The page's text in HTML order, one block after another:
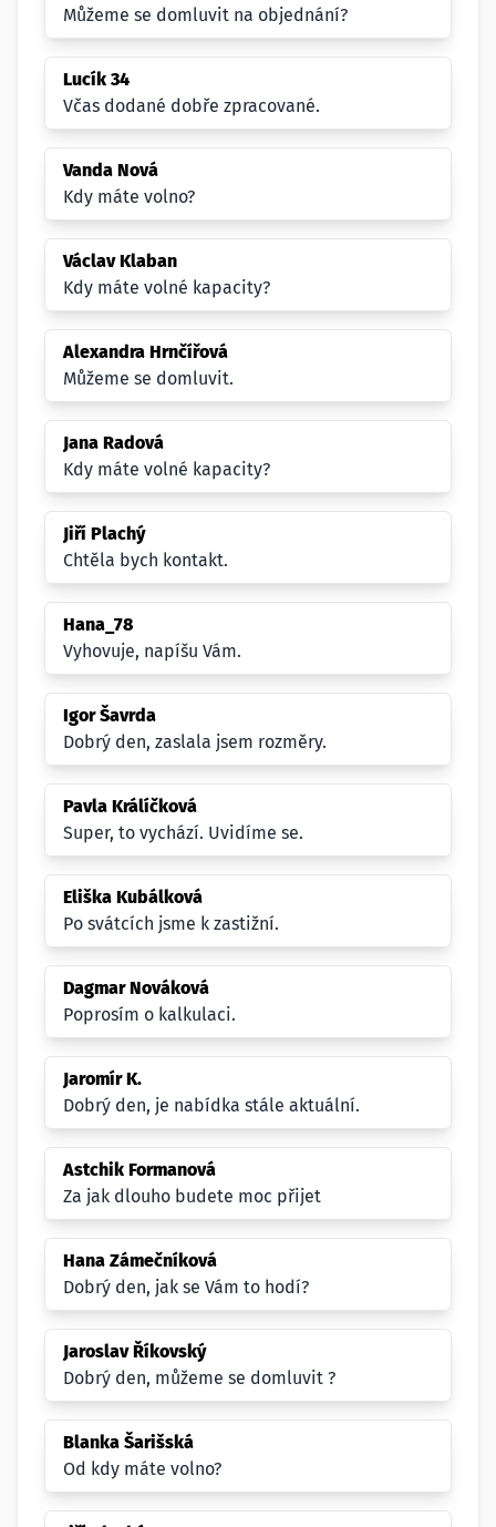
Můžeme se domluvit na objednání?
Lucík 34
Včas dodané dobře zpracované.
Vanda Nová
Kdy máte volno?
Václav Klaban
Kdy máte volné kapacity?
Alexandra Hrnčířová
Můžeme se domluvit.
Jana Radová
Kdy máte volné kapacity?
Jiří Plachý
Chtěla bych kontakt.
Hana_78
Vyhovuje, napíšu Vám.
Igor Šavrda
Dobrý den, zaslala jsem rozměry.
Pavla Králíčková
Super, to vychází. Uvidíme se.
Eliška Kubálková
Po svátcích jsme k zastižní.
Dagmar Nováková
Poprosím o kalkulaci.
Jaromír K.
Dobrý den, je nabídka stále aktuální.
Astchik Formanová
Za jak dlouho budete moc přijet
Hana Zámečníková
Dobrý den, jak se Vám to hodí?
Jaroslav Říkovský
Dobrý den, můžeme se domluvit ?
Blanka Šarišská
Od kdy máte volno?